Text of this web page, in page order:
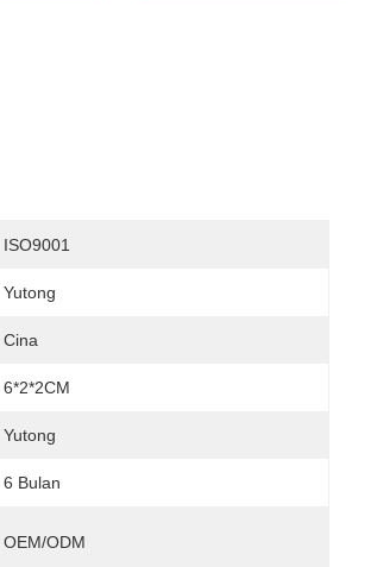
ISO9001
Yutong
Cina
6*2*2CM
Yutong
6 Bulan
OEM/ODM